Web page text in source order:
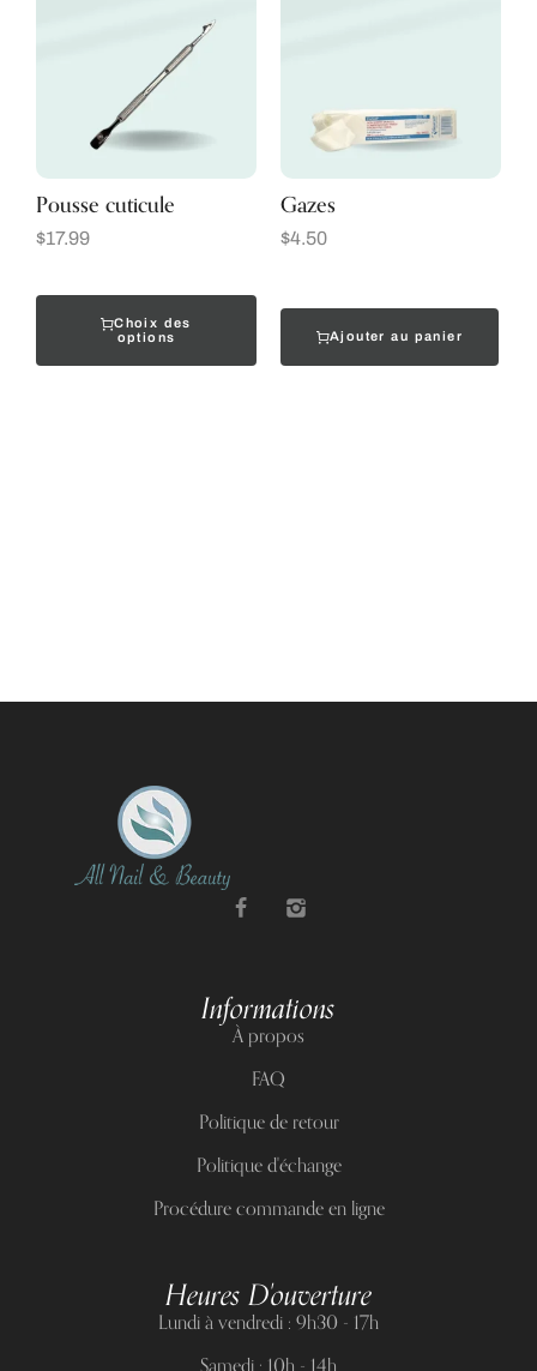
Pousse cuticule
$17.99
Choix des
options
Gazes
$4.50
Ajouter au panier
Informations
À propos
FAQ
Politique de retour
Politique d'échange
Procédure commande en ligne
Heures D'ouverture
Lundi à vendredi : 9h30 - 17h